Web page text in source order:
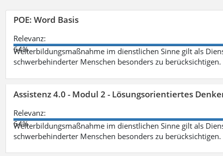
POE: Word Basis
Relevanz:
64%
Weiterbildungsmaßnahme im dienstlichen Sinne gilt als
schwerbehinderter Menschen besonders zu berücksichtigen.
Assistenz 4.0 - Modul 2 - Lösungsorientiertes
Relevanz:
64%
Weiterbildungsmaßnahme im dienstlichen Sinne gilt als
schwerbehinderter Menschen besonders zu berücksichtigen.